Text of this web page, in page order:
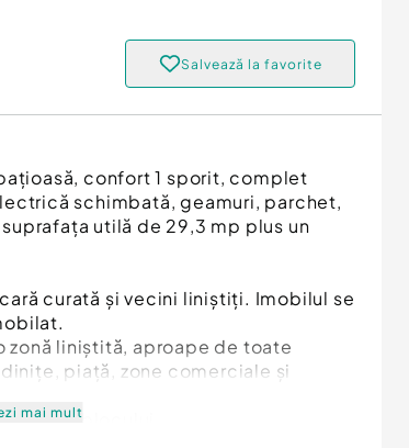
Salvează la favorite
confort 1 sporit, complet
schimbată, geamuri, parchet,
utilă de 29,3 mp plus un
curată și vecini liniștiți. Imobilul se
zonă liniștită, aproape de toate
piață, zone comerciale și
blocului.
mai mult